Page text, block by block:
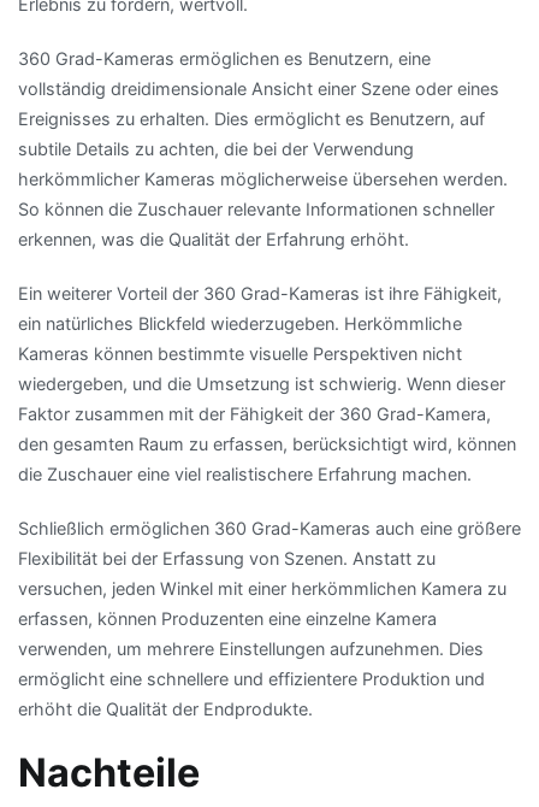
360 Grad-Kameras ermöglichen es Benutzern, eine
vollständig dreidimensionale Ansicht einer Szene oder eines
Ereignisses zu erhalten. Dies ermöglicht es Benutzern, auf
subtile Details zu achten, die bei der Verwendung
herkömmlicher Kameras möglicherweise übersehen werden.
So können die Zuschauer relevante Informationen schneller
erkennen, was die Qualität der Erfahrung erhöht.
Ein weiterer Vorteil der 360 Grad-Kameras ist ihre Fähigkeit,
ein natürliches Blickfeld wiederzugeben. Herkömmliche
Kameras können bestimmte visuelle Perspektiven nicht
wiedergeben, und die Umsetzung ist schwierig. Wenn dieser
Faktor zusammen mit der Fähigkeit der 360 Grad-Kamera,
den gesamten Raum zu erfassen, berücksichtigt wird, können
die Zuschauer eine viel realistischere Erfahrung machen.
Schließlich ermöglichen 360 Grad-Kameras auch eine größere
Flexibilität bei der Erfassung von Szenen. Anstatt zu
versuchen, jeden Winkel mit einer herkömmlichen Kamera zu
erfassen, können Produzenten eine einzelne Kamera
verwenden, um mehrere Einstellungen aufzunehmen. Dies
ermöglicht eine schnellere und effizientere Produktion und
erhöht die Qualität der Endprodukte.
Nachteile